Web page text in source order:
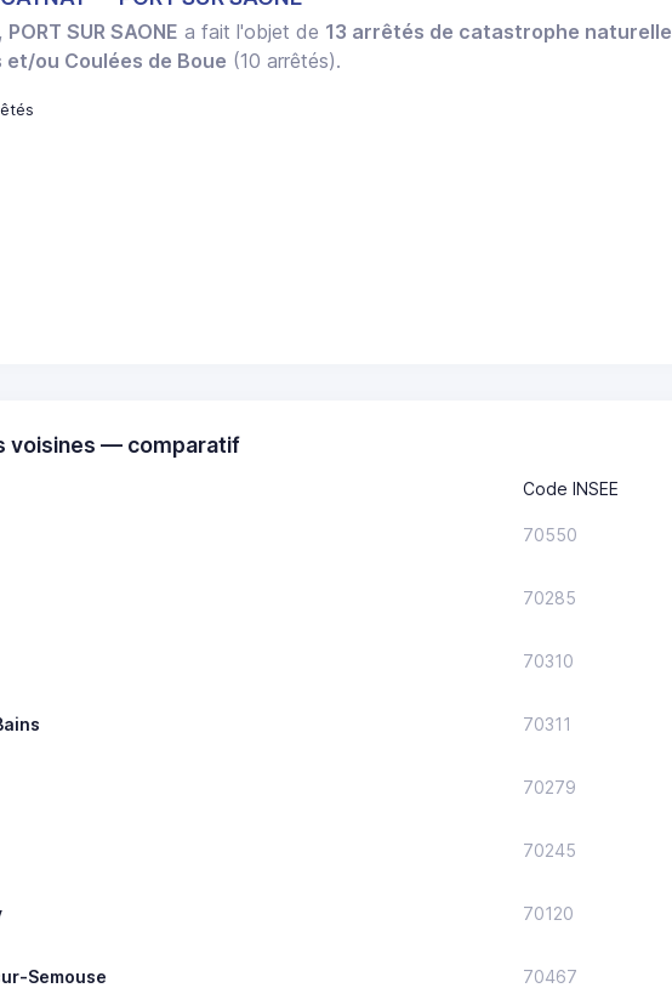
PORT SUR SAONE a fait l'objet de 13 arrêtés de catastrophe naturelle
et/ou Coulées de Boue (10 arrêtés).
voisines — comparatif
Code INSEE
70550
70285
70310
70311
70279
70245
70120
Semouse 70467